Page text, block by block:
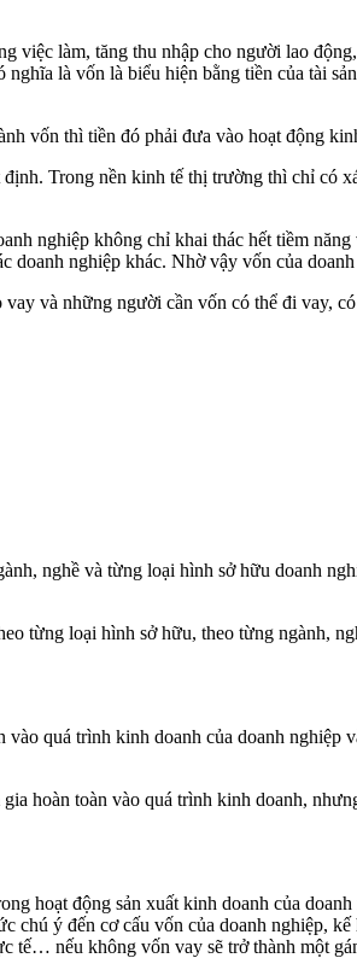
việc làm, tăng thu nhập cho người lao
là vốn là biểu hiện bằng tiền của tài
vốn thì tiền đó phải đưa vào hoạt động
Trong nền kinh tế thị trường thì chỉ có
nghiệp không chỉ khai thác hết tiềm
nghiệp khác. Nhờ vậy vốn của
và những người cần vốn có thể đi vay,
nghề và từng loại hình sở hữu doanh
từng loại hình sở hữu, theo từng ngành,
quá trình kinh doanh của doanh nghiệp
hoàn toàn vào quá trình kinh doanh,
hoạt động sản xuất kinh doanh của
ý đến cơ cấu vốn của doanh nghiệp,
tế… nếu không vốn vay sẽ trở thành một